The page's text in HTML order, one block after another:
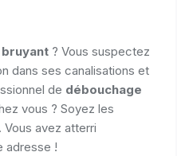
? Vous suspectez
dans ses canalisations et
de débouchage
vous ? Soyez les
avez atterri
adresse !